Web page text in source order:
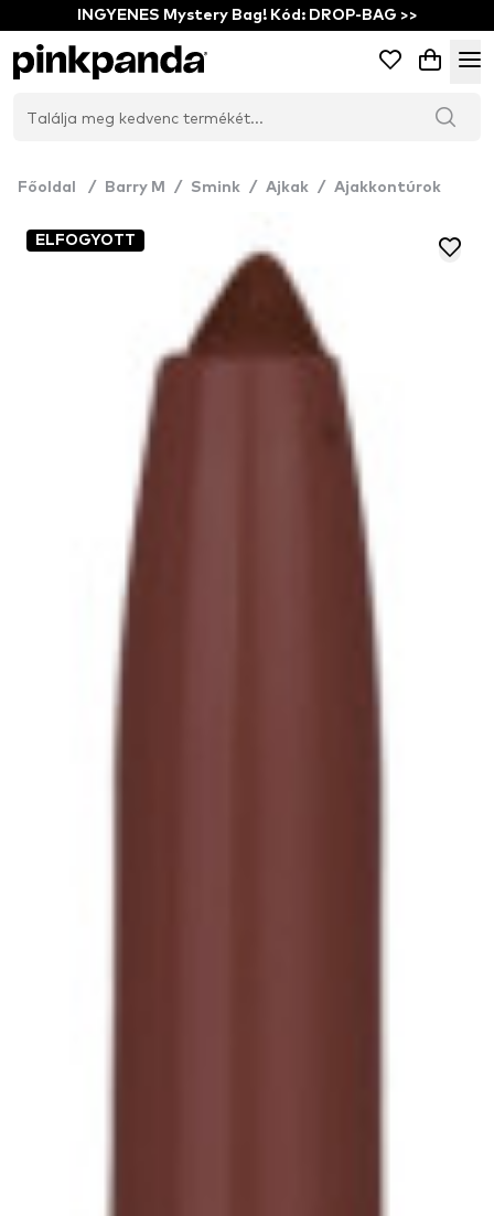
INGYENES Mystery Bag! Kód: DROP-BAG >>
Főoldal / Barry M / Smink / Ajkak / Ajakkontúrok
ELFOGYOTT